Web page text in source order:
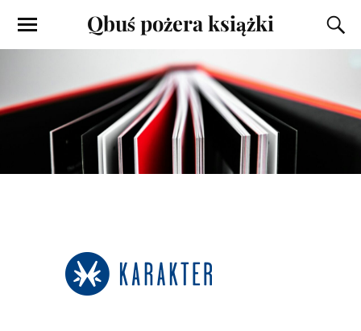
Qbuś pożera książki